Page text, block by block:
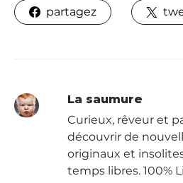
partagez
La saumure
Curieux, rêveur et
découvrir de
originaux et
temps libres. 100%